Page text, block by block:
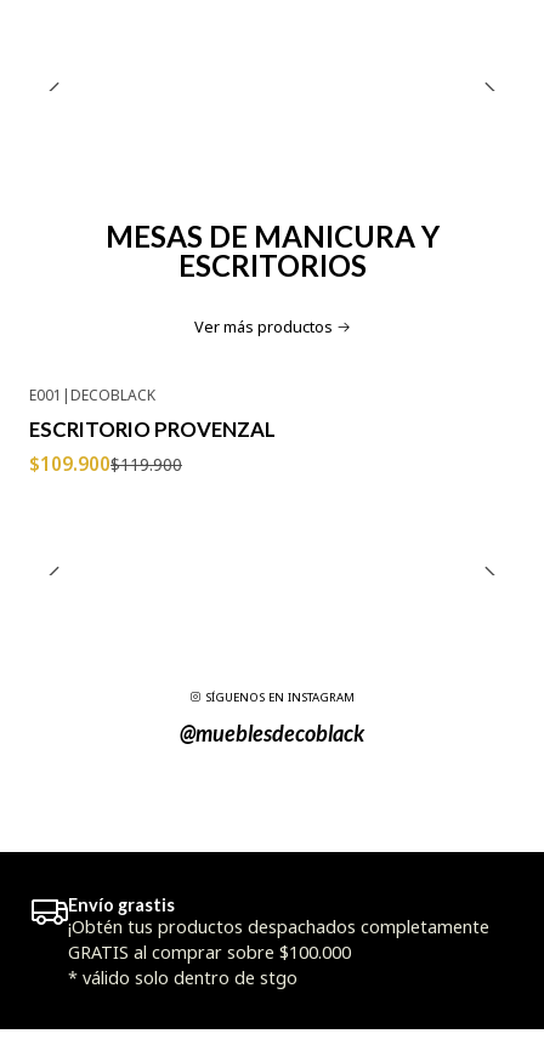
MESAS DE MANICURA Y
ESCRITORIOS
Ver más productos
E001 |DECOBLACK
ESCRITORIO PROVENZAL
$109.900$119.900
SÍGUENOS EN INSTAGRAM
@mueblesdecoblack
Envío grastis
¡Obtén tus productos despachados completamente
GRATIS al comprar sobre $100.000
* válido solo dentro de stgo